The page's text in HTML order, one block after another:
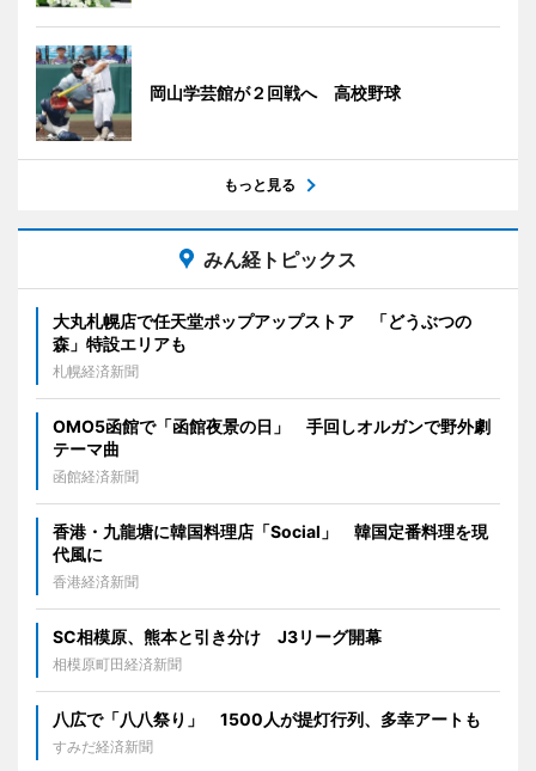
岡山学芸館が２回戦へ 高校野球
もっと見る
みん経トピックス
大丸札幌店で任天堂ポップアップストア 「どうぶつの
森」特設エリアも
札幌経済新聞
OMO5函館で「函館夜景の日」 手回しオルガンで野外劇
テーマ曲
函館経済新聞
香港・九龍塘に韓国料理店「Social」 韓国定番料理を現
代風に
香港経済新聞
SC相模原、熊本と引き分け J3リーグ開幕
相模原町田経済新聞
八広で「八八祭り」 1500人が提灯行列、多幸アートも
すみだ経済新聞